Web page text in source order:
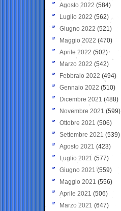
Agosto 2022 (584)
Luglio 2022 (562)
Giugno 2022 (521)
Maggio 2022 (470)
Aprile 2022 (502)
Marzo 2022 (542)
Febbraio 2022 (494)
Gennaio 2022 (510)
Dicembre 2021 (488)
Novembre 2021 (599)
Ottobre 2021 (506)
Settembre 2021 (539)
Agosto 2021 (423)
Luglio 2021 (577)
Giugno 2021(559)
Maggio 2021 (556)
Aprile 2021 (506)
Marzo 2021 (647)